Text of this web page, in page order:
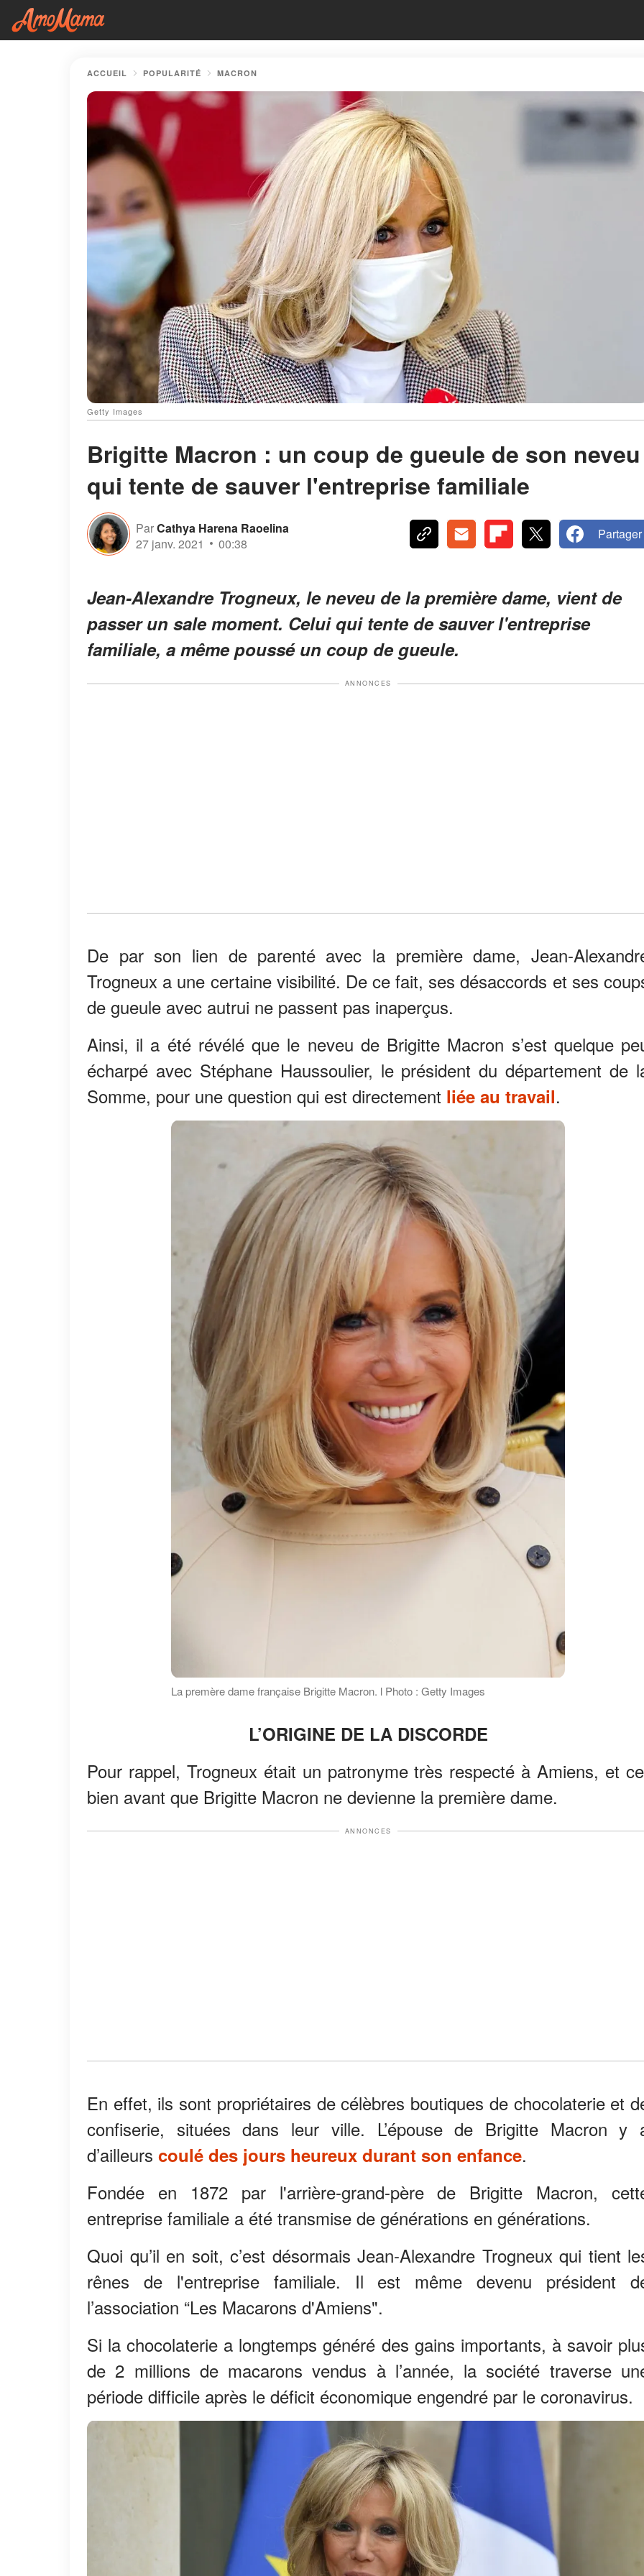
ACCUEIL POPULARITÉ MACRON
Getty Images
Brigitte Macron : un coup de gueule de son neveu
qui tente de sauver l'entreprise familiale
ParCathya Harena Raoelina
27 janv. 2021
00:38
Partager
Jean-Alexandre Trogneux, le neveu de la première dame, vient de
passer un sale moment. Celui qui tente de sauver l'entreprise
familiale, a même poussé un coup de gueule.
ANNONCES
De par son lien de parenté avec la première dame, Jean-
Trogneux a une certaine visibilité. De ce fait, ses désaccords et ses
de gueule avec autrui ne passent pas inaperçus.
Ainsi, il a été révélé que le neveu de Brigitte Macron s’est quelque
écharpé avec Stéphane Haussoulier, le président du département de
Somme, pour une question qui est directement liée au travail.
La premère dame française Brigitte Macron. l Photo : Getty Images
L’ORIGINE DE LA DISCORDE
Pour rappel, Trogneux était un patronyme très respecté à Amiens, et
bien avant que Brigitte Macron ne devienne la première dame.
ANNONCES
En effet, ils sont propriétaires de célèbres boutiques de chocolaterie et
confiserie, situées dans leur ville. L’épouse de Brigitte Macron y
d’ailleurs coulé des jours heureux durant son enfance.
Fondée en 1872 par l'arrière-grand-père de Brigitte Macron,
entreprise familiale a été transmise de générations en générations.
Quoi qu’il en soit, c’est désormais Jean-Alexandre Trogneux qui tient
rênes de l'entreprise familiale. Il est même devenu président
l’association “Les Macarons d'Amiens".
Si la chocolaterie a longtemps généré des gains importants, à savoir
de 2 millions de macarons vendus à l’année, la société traverse
période difficile après le déficit économique engendré par le coronavirus.